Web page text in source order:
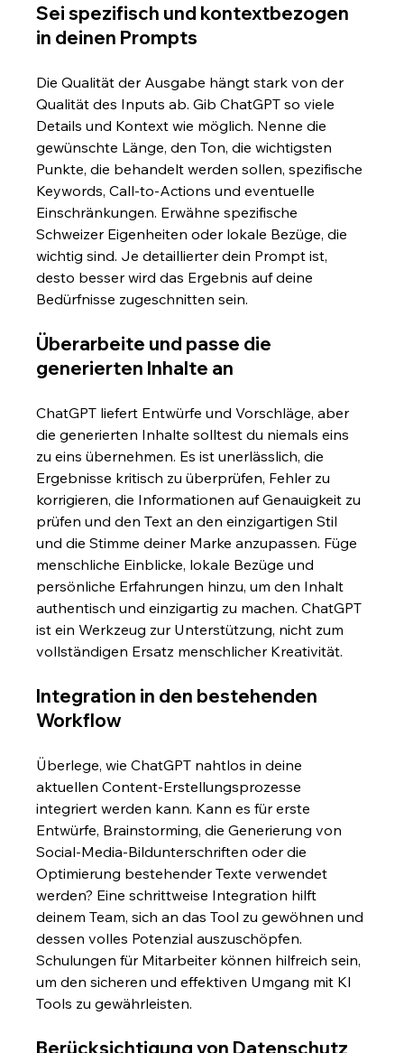
Sei spezifisch und kontextbezogen
in deinen Prompts
Die Qualität der Ausgabe hängt stark von der
Qualität des Inputs ab. Gib ChatGPT so viele
Details und Kontext wie möglich. Nenne die
gewünschte Länge, den Ton, die wichtigsten
Punkte, die behandelt werden sollen, spezifische
Keywords, Call-to-Actions und eventuelle
Einschränkungen. Erwähne spezifische
Schweizer Eigenheiten oder lokale Bezüge, die
wichtig sind. Je detaillierter dein Prompt ist,
desto besser wird das Ergebnis auf deine
Bedürfnisse zugeschnitten sein.
Überarbeite und passe die
generierten Inhalte an
ChatGPT liefert Entwürfe und Vorschläge, aber
die generierten Inhalte solltest du niemals eins
zu eins übernehmen. Es ist unerlässlich, die
Ergebnisse kritisch zu überprüfen, Fehler zu
korrigieren, die Informationen auf Genauigkeit zu
prüfen und den Text an den einzigartigen Stil
und die Stimme deiner Marke anzupassen. Füge
menschliche Einblicke, lokale Bezüge und
persönliche Erfahrungen hinzu, um den Inhalt
authentisch und einzigartig zu machen. ChatGPT
ist ein Werkzeug zur Unterstützung, nicht zum
vollständigen Ersatz menschlicher Kreativität.
Integration in den bestehenden
Workflow
Überlege, wie ChatGPT nahtlos in deine
aktuellen Content-Erstellungsprozesse
integriert werden kann. Kann es für erste
Entwürfe, Brainstorming, die Generierung von
Social-Media-Bildunterschriften oder die
Optimierung bestehender Texte verwendet
werden? Eine schrittweise Integration hilft
deinem Team, sich an das Tool zu gewöhnen und
dessen volles Potenzial auszuschöpfen.
Schulungen für Mitarbeiter können hilfreich sein,
um den sicheren und effektiven Umgang mit KI
Tools zu gewährleisten.
Berücksichtigung von Datenschutz